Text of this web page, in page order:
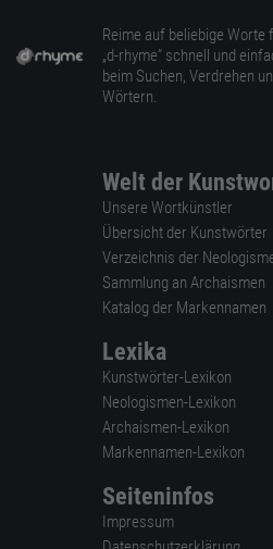
Reime auf beliebige Worte
„d-rhyme” schnell und
beim Suchen, Verdrehen
Wörtern.
Welt der
Unsere Wortkünstler
Übersicht der Kunstwörter
Verzeichnis der
Sammlung an Archaismen
Katalog der Markennamen
Lexika
Kunstwörter-Lexikon
Neologismen-Lexikon
Archaismen-Lexikon
Markennamen-Lexikon
Seiteninfos
Impressum